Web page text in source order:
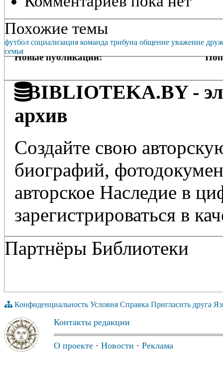
Похожие темы
футбол социализация команда трибуна общение уважение
семья
Новые публикации:
BIBLIOTEKA.BY -
архив
Создайте свою
биографий,
авторское Наследие в
зарегистрироваться в
Партнёры Библиотеки
Конфиденциальность Условия Справка Пригласить друга
Контакты редакции
О проекте · Новости · Реклама